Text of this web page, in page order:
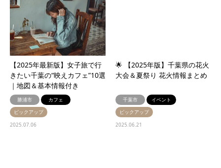
【2025年最新版】女子旅で行
きたい千葉の“映えカフェ”10選
｜地図＆基本情報付き
勝浦市
カフェ
ピックアップ
2025.07.06
🌟 【2025年版】千葉県の花火
大会＆夏祭り 花火情報まとめ
千葉市
イベント
ピックアップ
2025.06.21